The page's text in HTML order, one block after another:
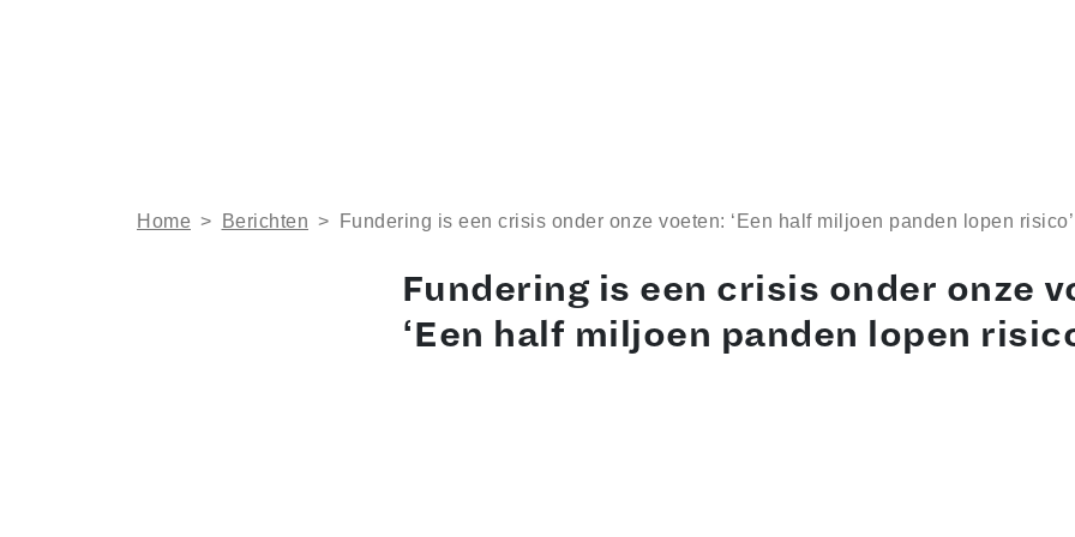
Home > Berichten > Fundering is een crisis onder onze voeten: ‘Een half miljoen panden lopen risico’
Fundering is een crisis onder onze
‘Een half miljoen panden lopen